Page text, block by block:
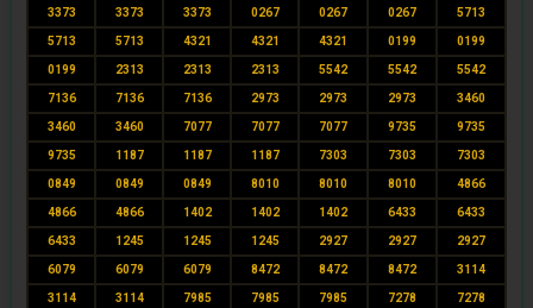
3373 3373 3373 0267 0267 0267 5713
5713 5713 4321 4321 4321 0199 0199
0199 2313 2313 2313 5542 5542 5542
7136 7136 7136 2973 2973 2973 3460
3460 3460 7077 7077 7077 9735 9735
9735 1187 1187 1187 7303 7303 7303
0849 0849 0849 8010 8010 8010 4866
4866 4866 1402 1402 1402 6433 6433
6433 1245 1245 1245 2927 2927 2927
6079 6079 6079 8472 8472 8472 3114
3114 3114 7985 7985 7985 7278 7278